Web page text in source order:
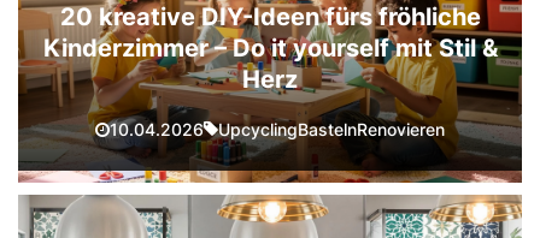
20 kreative DIY-Ideen fürs fröhliche
Kinderzimmer – Do it yourself mit Stil &
Herz
10.04.2026 UpcyclingBastelnRenovieren